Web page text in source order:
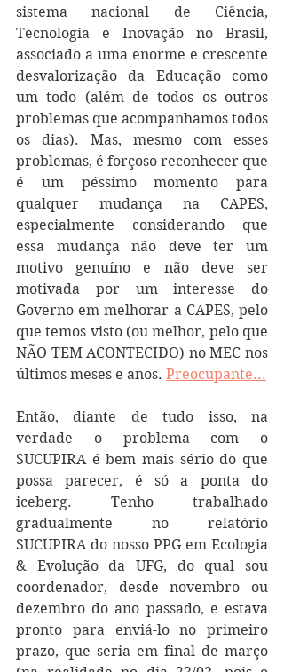
sistema nacional de Ciência,
Tecnologia e Inovação no Brasil,
associado a uma enorme e crescente
desvalorização da Educação como
um todo (além de todos os outros
problemas que acompanhamos todos
os dias). Mas, mesmo com esses
problemas, é forçoso reconhecer que
é um péssimo momento para
qualquer mudança na CAPES,
especialmente considerando que
essa mudança não deve ter um
motivo genuíno e não deve ser
motivada por um interesse do
Governo em melhorar a CAPES, pelo
que temos visto (ou melhor, pelo que
NÃO TEM ACONTECIDO) no MEC nos
últimos meses e anos. Preocupante...
Então, diante de tudo isso, na
verdade o problema com o
SUCUPIRA é bem mais sério do que
possa parecer, é só a ponta do
iceberg. Tenho trabalhado
gradualmente no relatório
SUCUPIRA do nosso PPG em Ecologia
& Evolução da UFG, do qual sou
coordenador, desde novembro ou
dezembro do ano passado, e estava
pronto para enviá-lo no primeiro
prazo, que seria em final de março